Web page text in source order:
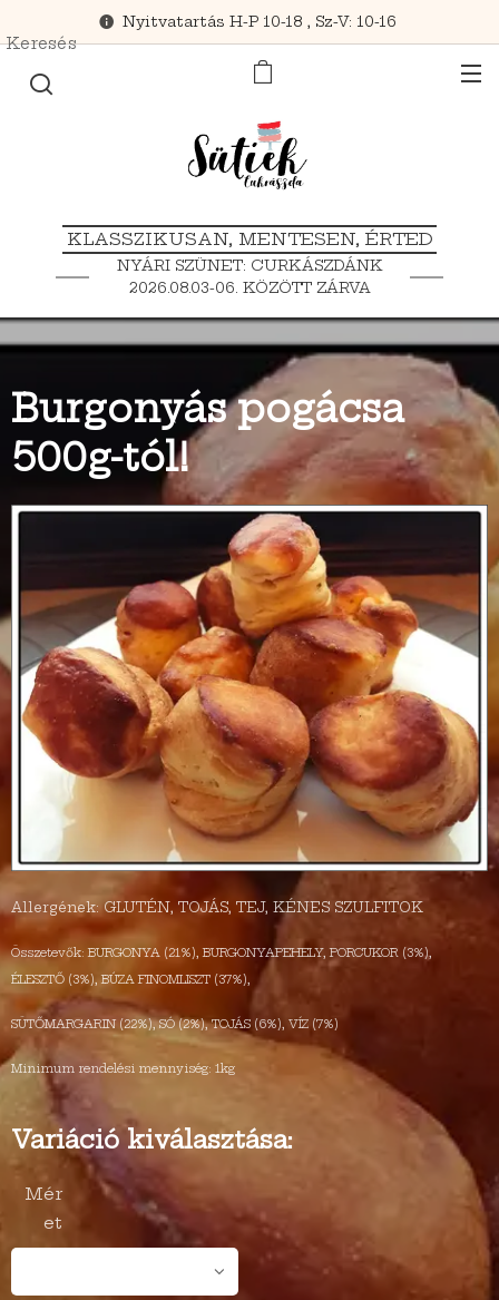
Nyitvatartás H-P 10-18 , Sz-V: 10-16
KLASSZIKUSAN, MENTESEN, ÉRTED
NYÁRI SZÜNET: CURKÁSZDÁNK
2026.08.03-06. KÖZÖTT ZÁRVA
Keresés
Burgonyás pogácsa
500g-tól!
Allergének: GLUTÉN, TOJÁS, TEJ, KÉNES SZULFITOK
Összetevők: BURGONYA (21%), BURGONYAPEHELY, PORCUKOR (3%),
ÉLESZTŐ (3%), BÚZA FINOMLISZT (37%),
SÜTŐMARGARIN (22%), SÓ (2%), TOJÁS (6%), VÍZ (7%)
Minimum rendelési mennyiség: 1kg
Variáció kiválasztása:
Mér
et